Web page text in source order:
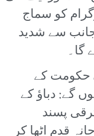
کو سماج
سے شدید
گا۔
حکومت کے
گے: دباؤ کے
پسند